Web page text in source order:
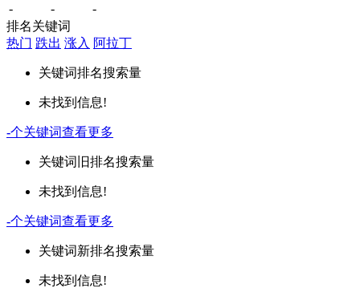
-
-
-
排名关键词
热门 跌出 涨入 阿拉丁
关键词排名搜索量
未找到信息!
-个关键词查看更多
关键词 旧排名搜索量
未找到信息!
-个关键词查看更多
关键词新排名搜索量
未找到信息!